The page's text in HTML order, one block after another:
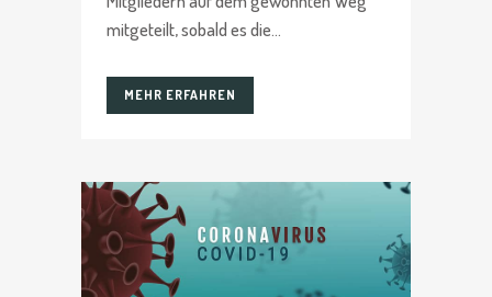
mitgeteilt, sobald es die...
MEHR ERFAHREN